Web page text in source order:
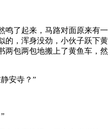
鸣了起来，马路对面原来有一
的，浑身没劲，小伙子跃下黄
两包两包地搬上了黄鱼车，然
安寺？”